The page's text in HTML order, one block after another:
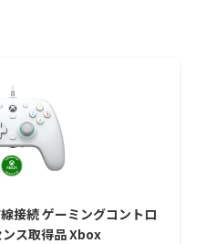
接続 ゲーミングコントロ
ス取得品 Xbox